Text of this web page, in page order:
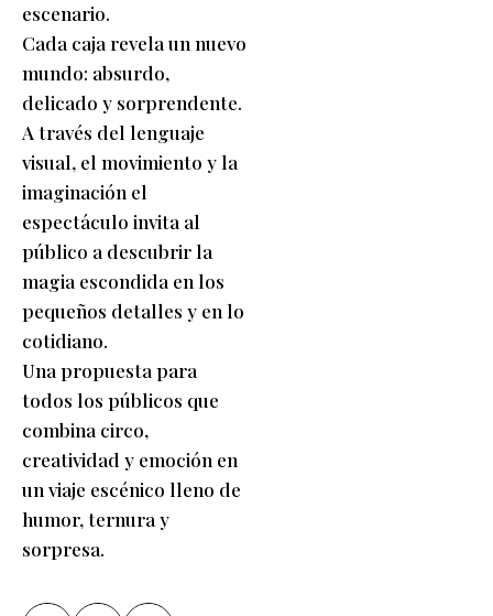
escenario.
Cada caja revela un nuevo
mundo: absurdo,
delicado y sorprendente.
A través del lenguaje
visual, el movimiento y la
imaginación el
espectáculo invita al
público a descubrir la
magia escondida en los
pequeños detalles y en lo
cotidiano.
Una propuesta para
todos los públicos que
combina circo,
creatividad y emoción en
un viaje escénico lleno de
humor, ternura y
sorpresa.